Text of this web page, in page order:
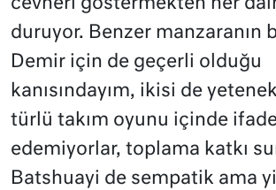
cevheri göstermekten her
duruyor. Benzer manzaranın
Demir için de geçerli olduğu
kanısındayım, ikisi de
türlü takım oyunu içinde
edemiyorlar, toplama katkı
Batshuayi de sempatik ama